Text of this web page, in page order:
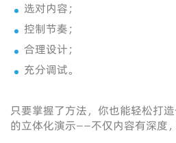
选对内容；
控制节奏；
合理设计；
充分调试。
只要掌握了方法，你也能轻松打
的立体化演示——不仅内容有深度